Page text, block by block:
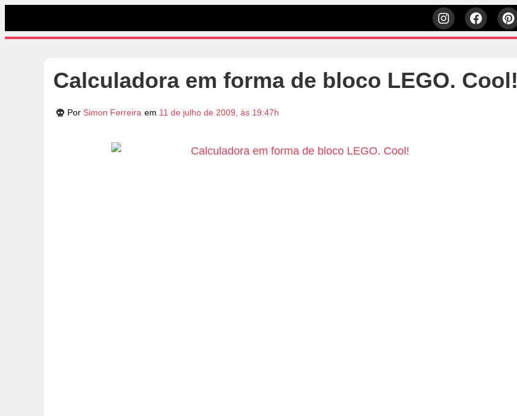
Calculadora em forma de bloco LEGO. Cool!
Por Simon Ferreira em 11 de julho de 2009, às 19:47h